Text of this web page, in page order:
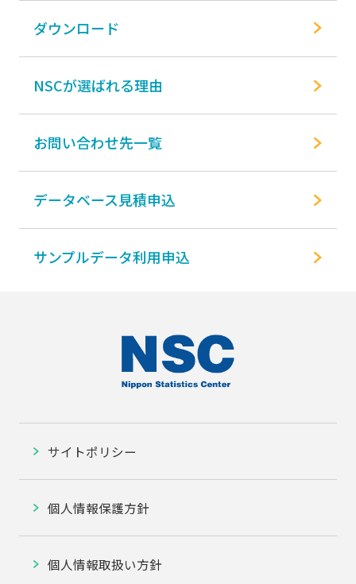
ダウンロード
NSCが選ばれる理由
お問い合わせ先一覧
データベース見積申込
サンプルデータ利用申込
サイトポリシー
個人情報保護方針
個人情報取扱い方針